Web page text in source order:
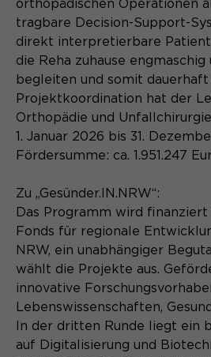
orthopädischen Operationen
tragbare Decision-Support-
direkt interpretierbare
die Reha zuhause engmaschig
begleiten und somit dauerhaft
Projektkoordination hat der
Orthopädie und
1. Januar 2026 bis 31.
Fördersumme: ca. 1.951.247
Zu „Gesünder.IN.NRW“:
Das Programm wird finanziert
Fonds für regionale
NRW, ein unabhängiger
wählt die Projekte aus.
innovative
Lebenswissenschaften,
In der dritten Runde liegt ein
auf Digitalisierung und